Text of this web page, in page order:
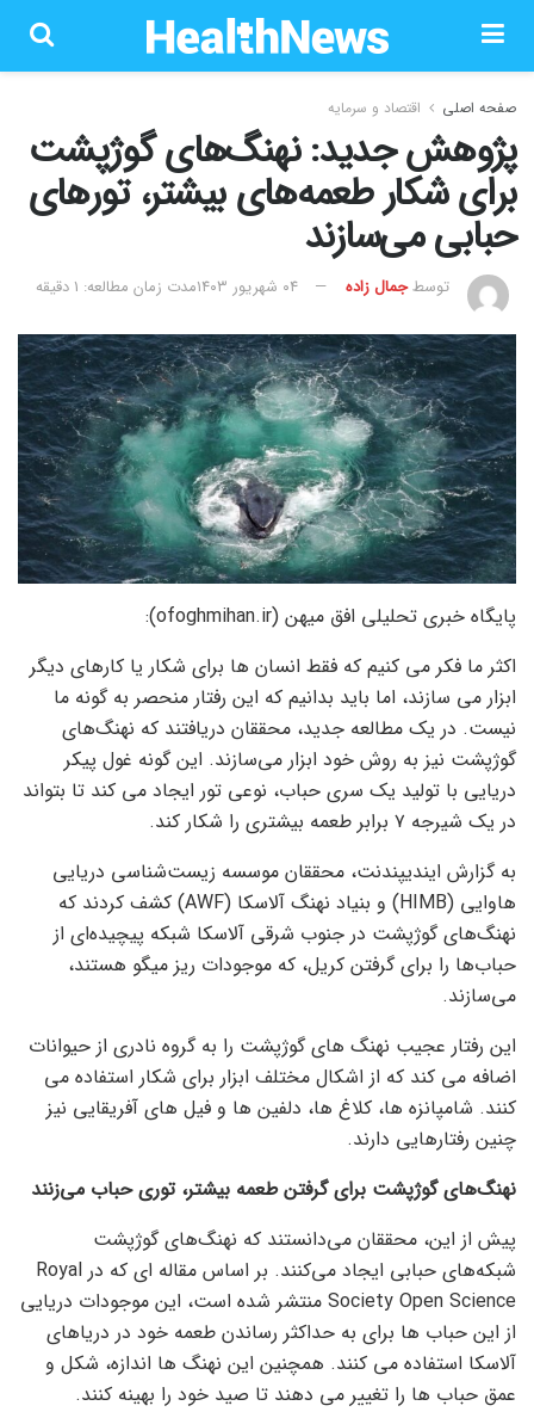
صفحه اصلی اقتصاد و سرمایه
پژوهش جدید: نهنگ‌های گوژپشت
برای شکار طعمه‌های بیشتر، تورهای
حبابی می‌سازند
توسطجمال زاده ۰۴ شهریور ۱۴۰۳ مدت زمان مطالعه: 1 دقیقه
پایگاه خبری تحلیلی افق میهن (ofoghmihan.ir):
اکثر ما فکر می کنیم که فقط انسان ها برای شکار یا کارهای دیگر
ابزار می سازند، اما باید بدانیم که این رفتار منحصر به گونه ما
نیست. در یک مطالعه جدید، محققان دریافتند که نهنگ‌های
گوژپشت نیز به روش خود ابزار می‌سازند. این گونه غول پیکر
دریایی با تولید یک سری حباب، نوعی تور ایجاد می کند تا بتواند
در یک شیرجه ۷ برابر طعمه بیشتری را شکار کند.
به گزارش ایندیپندنت، محققان موسسه زیست‌شناسی دریایی
هاوایی (HIMB) و بنیاد نهنگ آلاسکا (AWF) کشف کردند که
نهنگ‌های گوژپشت در جنوب شرقی آلاسکا شبکه پیچیده‌ای از
حباب‌ها را برای گرفتن کریل، که موجودات ریز میگو هستند،
می‌سازند.
این رفتار عجیب نهنگ های گوژپشت را به گروه نادری از حیوانات
اضافه می کند که از اشکال مختلف ابزار برای شکار استفاده می
کنند. شامپانزه ها، کلاغ ها، دلفین ها و فیل های آفریقایی نیز
چنین رفتارهایی دارند.
نهنگ‌های گوژپشت برای گرفتن طعمه بیشتر، توری حباب می‌زنند
پیش از این، محققان می‌دانستند که نهنگ‌های گوژپشت
شبکه‌های حبابی ایجاد می‌کنند. بر اساس مقاله ای که در Royal
Society Open Science منتشر شده است، این موجودات دریایی
از این حباب ها برای به حداکثر رساندن طعمه خود در دریاهای
آلاسکا استفاده می کنند. همچنین این نهنگ ها اندازه، شکل و
عمق حباب ها را تغییر می دهند تا صید خود را بهینه کنند.